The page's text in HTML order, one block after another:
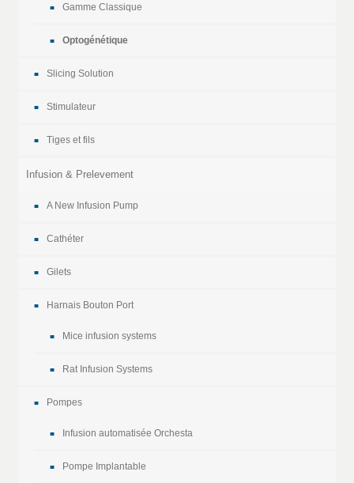
Gamme Classique
Optogénétique
Slicing Solution
Stimulateur
Tiges et fils
Infusion & Prelevement
A New Infusion Pump
Cathéter
Gilets
Harnais Bouton Port
Mice infusion systems
Rat Infusion Systems
Pompes
Infusion automatisée Orchesta
Pompe Implantable